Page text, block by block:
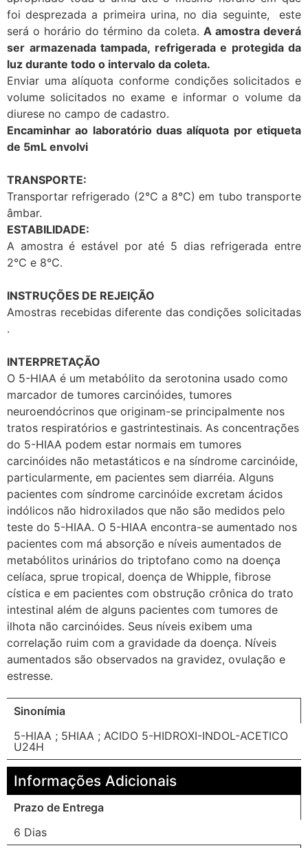
foi desprezada a primeira urina, no dia seguinte, este
será o horário do término da coleta. A amostra deverá
ser armazenada tampada, refrigerada e protegida da
luz durante todo o intervalo da coleta.
Enviar uma alíquota conforme condições solicitados e
volume solicitados no exame e informar o volume da
diurese no campo de cadastro.
Encaminhar ao laboratório duas alíquota por etiqueta
de 5mL envolvi
TRANSPORTE:
Transportar refrigerado (2°C a 8°C) em tubo transporte
âmbar.
ESTABILIDADE:
A amostra é estável por até 5 dias refrigerada entre
2°C e 8°C.
INSTRUÇÕES DE REJEIÇÃO
Amostras recebidas diferente das condições solicitadas
.
INTERPRETAÇÃO
O 5-HIAA é um metabólito da serotonina usado como
marcador de tumores carcinóides, tumores
neuroendócrinos que originam-se principalmente nos
tratos respiratórios e gastrintestinais. As concentrações
do 5-HIAA podem estar normais em tumores
carcinóides não metastáticos e na síndrome carcinóide,
particularmente, em pacientes sem diarréia. Alguns
pacientes com síndrome carcinóide excretam ácidos
indólicos não hidroxilados que não são medidos pelo
teste do 5-HIAA. O 5-HIAA encontra-se aumentado nos
pacientes com má absorção e níveis aumentados de
metabólitos urinários do triptofano como na doença
celíaca, sprue tropical, doença de Whipple, fibrose
cística e em pacientes com obstrução crônica do trato
intestinal além de alguns pacientes com tumores de
ilhota não carcinóides. Seus níveis exibem uma
correlação ruim com a gravidade da doença. Níveis
aumentados são observados na gravidez, ovulação e
estresse.
Sinonímia
5-HIAA ; 5HIAA ; ACIDO 5-HIDROXI-INDOL-ACETICO
U24H
Informações Adicionais
Prazo de Entrega
6 Dias